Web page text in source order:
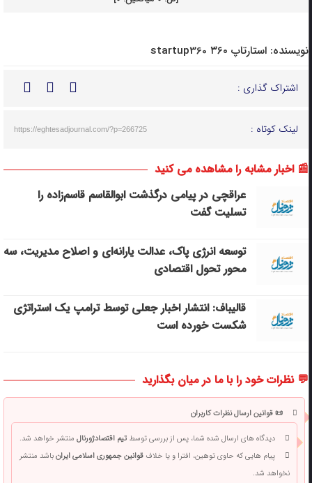
نویسنده: استارتاپ ۳۶۰ startup360
اشتراک گذاری :
لینک کوتاه : https://eghtesadjournal.com/?p=266725
📰 اخبار مشابه را مشاهده می کنید
عراقچی در پیامی درگذشت ابوالقاسم قاسم‌زاده را
تسلیت گفت
توسعه انرژی پاک، عدالت یارانه‌ای و اصلاح مدیریت، سه
محور تحول اقتصادی
قالیباف: انتشار اخبار جعلی توسط ترامپ یک استراتژی
شکست خورده است
💬 نظرات خود را با ما در میان بگذارید
📜 قوانین ارسال نظرات کاربران
دیدگاه های ارسال شده شما، پس از بررسی توسطتیم اقتصادژورنالمنتشر خواهد شد.
پیام هایی که حاوی توهین، افترا و یا خلافقوانین جمهوری اسلامی ایرانباشد منتشر
نخواهد شد.